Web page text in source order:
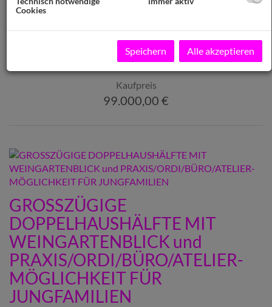
Fläche
ca. 31 m2
Kaufpreis
99.000,00 €
GROSSZÜGIGE
DOPPELHAUSHÄLFTE MIT
WEINGARTENBLICK und
PRAXIS/ORDI/BÜRO/ATELIER-
MÖGLICHKEIT FÜR
JUNGFAMILIEN
Cookies
Speichern Alle akzeptieren